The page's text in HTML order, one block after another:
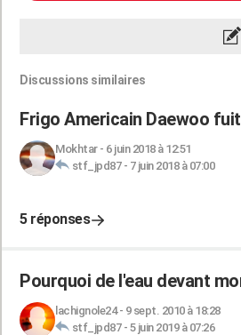
Discussions similaires
Frigo Americain Daewoo
Mokhtar- 6 juin 2018 à 12:51
stf_jpd87- 7 juin 2018 à 07:00
5 réponses
Pourquoi de l'eau devant
lachignole24- 9 sept. 2010 à 18:28
stf_jpd87- 5 juin 2019 à 07:26